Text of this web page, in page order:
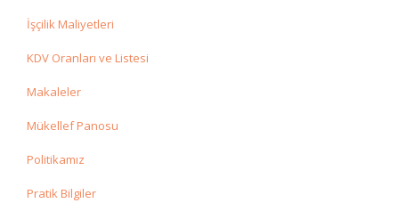
İşçilik Maliyetleri
KDV Oranları ve Listesi
Makaleler
Mükellef Panosu
Politikamız
Pratik Bilgiler